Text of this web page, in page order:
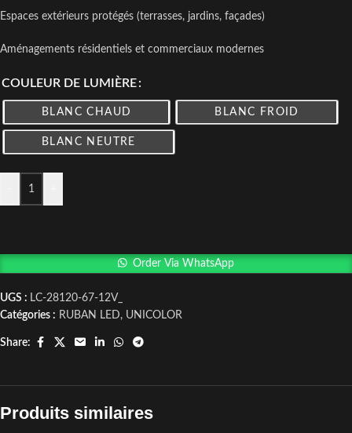
Espaces extérieurs protégés (terrasses, jardins, façades)
Aménagements résidentiels et commerciaux modernes
COULEUR DE LUMIÈRE
BLANC CHAUD BLANC FROID
BLANC NEUTRE
Order Via WhatsApp
UGS : LC-28120-67-12V_
Catégories : RUBAN LED, UNICOLOR
Share:
Produits similaires